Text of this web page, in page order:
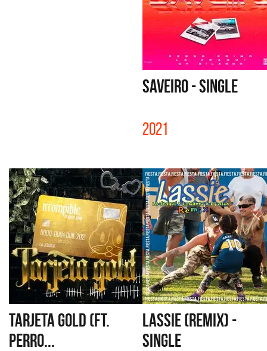
SAVEIRO - SINGLE
2021
TARJETA GOLD (FT.
PERRO...
LASSIE (REMIX) -
SINGLE